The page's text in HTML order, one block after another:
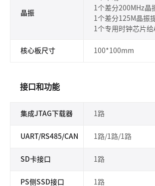
晶振
1个差分200MHz晶
1个差分125M晶振
1个专用时钟芯片
核心板尺寸 100*100mm
接口和功能
集成JTAG下载器 1路
UART/RS485/CAN 1路/1路/1路
SD卡接口 1路
PS侧SSD接口 1路